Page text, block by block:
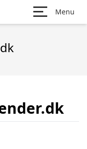
Menu